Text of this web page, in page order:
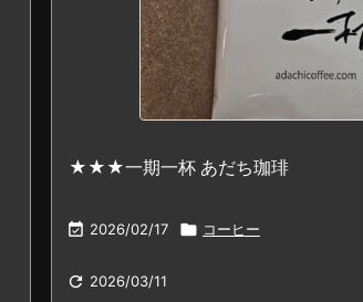
★★★一期一杯 あだち珈琲
 2026/02/17  コーヒー
 2026/03/11